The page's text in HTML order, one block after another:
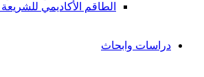
الطاقم الأكاديمي للشريعة
دراسات وابحاث